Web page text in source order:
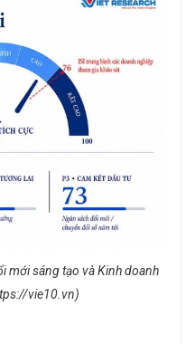
mới sáng tạo và Kinh doanh
vie10.vn)